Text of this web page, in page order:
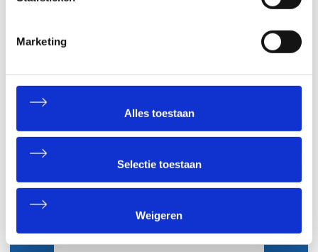
Marketing
Alles toestaan
Selectie toestaan
Weigeren
actuele prijzen en oplossingen op
efficiënter te maken.
Uw e-mail adres*
Uw telefoonnummer*